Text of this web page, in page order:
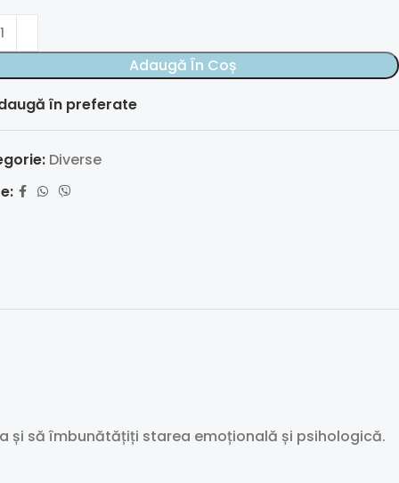
Adaugă În Coș
în preferate
Diverse
și să îmbunătățiți starea emoțională și psihologică.